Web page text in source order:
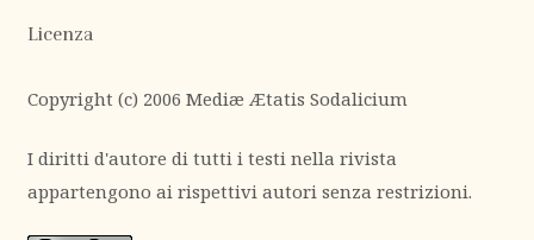
Licenza
Copyright (c) 2006 Mediæ Ætatis Sodalicium
I diritti d'autore di tutti i testi nella rivista
appartengono ai rispettivi autori senza restrizioni.